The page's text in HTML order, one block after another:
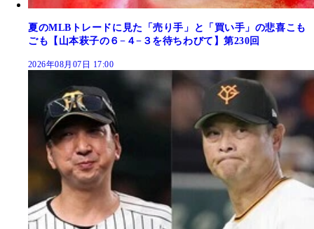
夏のMLBトレードに見た「売り手」と「買い手」の悲喜こも
ごも【山本萩子の６−４−３を待ちわびて】第230回
2026年08月07日 17:00